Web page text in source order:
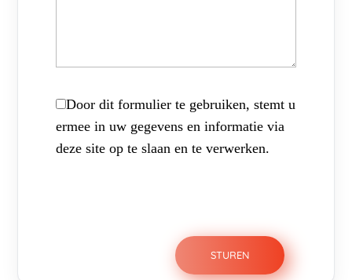
Door dit formulier te gebruiken, stemt u
ermee in uw gegevens en informatie via
deze site op te slaan en te verwerken.